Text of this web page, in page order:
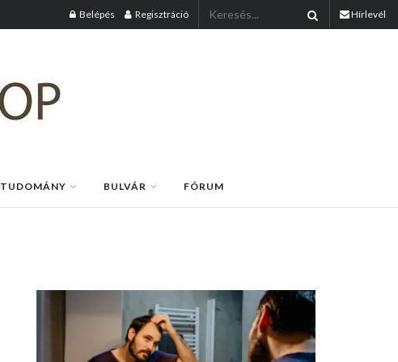
Belépés Regisztráció Hírlevél
TUDOMÁNY BULVÁR FÓRUM